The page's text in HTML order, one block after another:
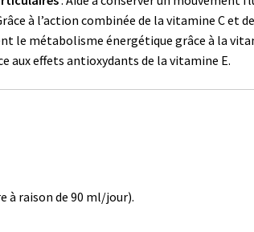
à l’action combinée de la vitamine C et
le métabolisme énergétique grâce à la
aux effets antioxydants de la vitamine E.
à raison de 90 ml/jour).